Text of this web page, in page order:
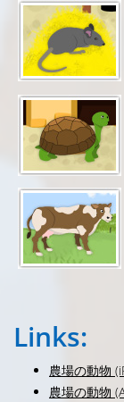
Links:
農場の動物
農場の動物